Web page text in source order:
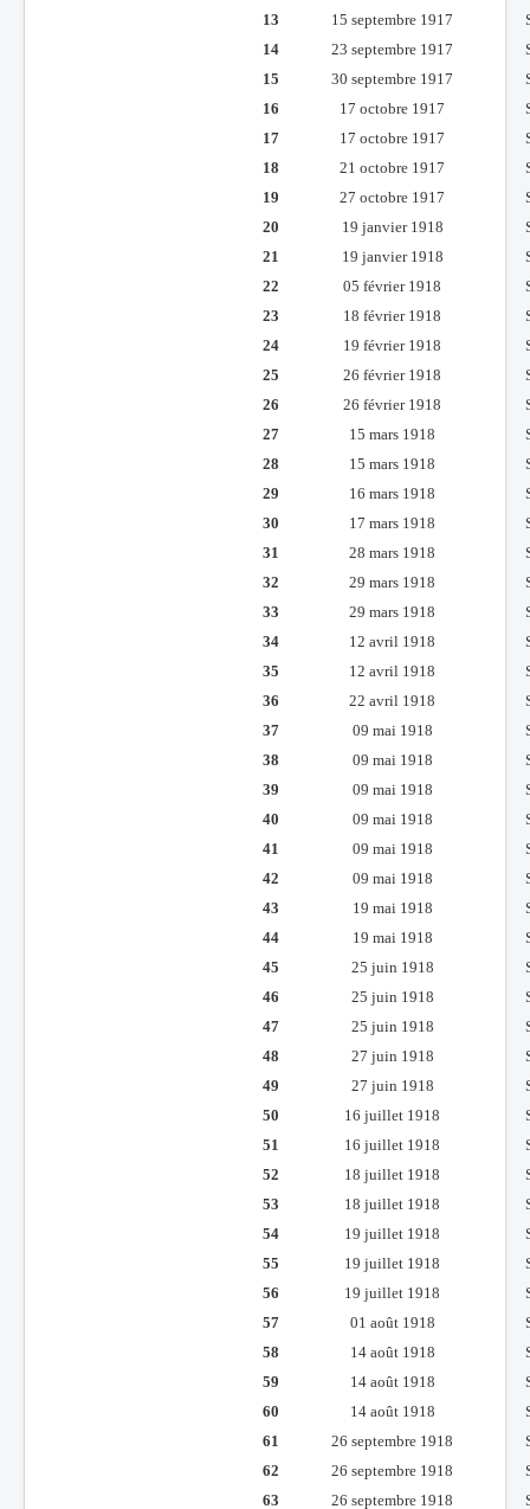
13
15 septembre 1917
14
23 septembre 1917
15
30 septembre 1917
16
17 octobre 1917
17
17 octobre 1917
18
21 octobre 1917
19
27 octobre 1917
20
19 janvier 1918
21
19 janvier 1918
22
05 février 1918
23
18 février 1918
24
19 février 1918
25
26 février 1918
26
26 février 1918
27
15 mars 1918
28
15 mars 1918
29
16 mars 1918
30
17 mars 1918
31
28 mars 1918
32
29 mars 1918
33
29 mars 1918
34
12 avril 1918
35
12 avril 1918
36
22 avril 1918
37
09 mai 1918
38
09 mai 1918
39
09 mai 1918
40
09 mai 1918
41
09 mai 1918
42
09 mai 1918
43
19 mai 1918
44
19 mai 1918
45
25 juin 1918
46
25 juin 1918
47
25 juin 1918
48
27 juin 1918
49
27 juin 1918
50
16 juillet 1918
51
16 juillet 1918
52
18 juillet 1918
53
18 juillet 1918
54
19 juillet 1918
55
19 juillet 1918
56
19 juillet 1918
57
01 août 1918
58
14 août 1918
59
14 août 1918
60
14 août 1918
61
26 septembre 1918
62
26 septembre 1918
63
26 septembre 1918